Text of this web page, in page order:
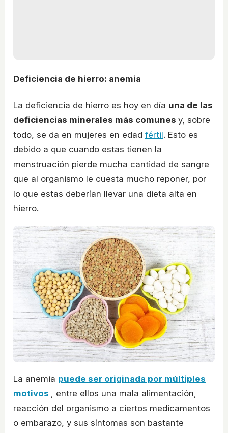
Deficiencia de hierro: anemia
La deficiencia de hierro es hoy en día una de las
deficiencias minerales más comunes y, sobre
todo, se da en mujeres en edad fértil. Esto es
debido a que cuando estas tienen la
menstruación pierde mucha cantidad de sangre
que al organismo le cuesta mucho reponer, por
lo que estas deberían llevar una dieta alta en
hierro.
La anemia puede ser originada por múltiples
motivos , entre ellos una mala alimentación,
reacción del organismo a ciertos medicamentos
o embarazo, y sus síntomas son bastante